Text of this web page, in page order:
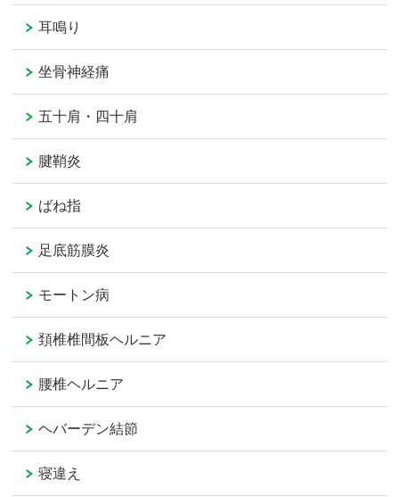
耳鳴り
坐骨神経痛
五十肩・四十肩
腱鞘炎
ばね指
足底筋膜炎
モートン病
頚椎椎間板ヘルニア
腰椎ヘルニア
ヘバーデン結節
寝違え